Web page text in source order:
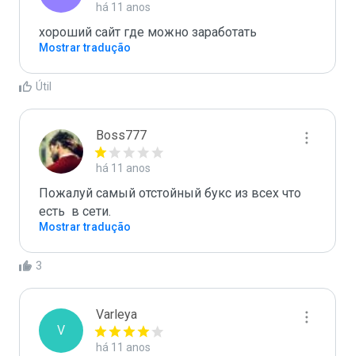
há 11 anos
хороший сайт где можно заработать
Mostrar tradução
Útil
Boss777
há 11 anos
Пожалуй самый отстойный букс из всех что
есть  в сети.
Mostrar tradução
3
V
Varleya
há 11 anos